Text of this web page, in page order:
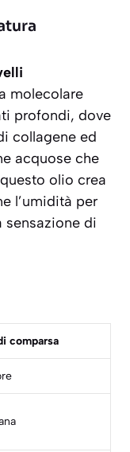
molecolare
profondi, dove
collagene ed
acquose che
olio crea
l’umidità per
sensazione di
comparsa